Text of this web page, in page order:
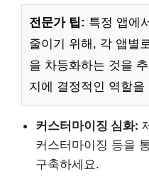
전문가 팁: 특정 앱에
줄이기 위해, 각 앱별
을 차등화하는 것을
지에 결정적인 역할을
커스터마이징 심화:
커스터마이징 등을
구축하세요.